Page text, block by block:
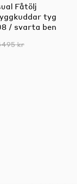
Fåtölj
tyg
/ svarta ben
kr